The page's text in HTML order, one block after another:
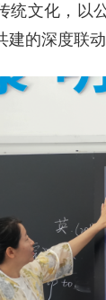
统文化，以
的深度联动